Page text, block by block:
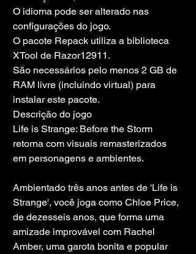
O idioma pode ser alterado nas
configurações do jogo.
O pacote Repack utiliza a biblioteca
XTool de Razor12911.
São necessários pelo menos 2 GB de
RAM livre (incluindo virtual) para
instalar este pacote.
Descrição do jogo
Life is Strange: Before the Storm
retorna com visuais remasterizados
em personagens e ambientes.
Ambientado três anos antes de 'Life is
Strange', você joga como Chloe Price,
de dezesseis anos, que forma uma
amizade improvável com Rachel
Amber, uma garota bonita e popular